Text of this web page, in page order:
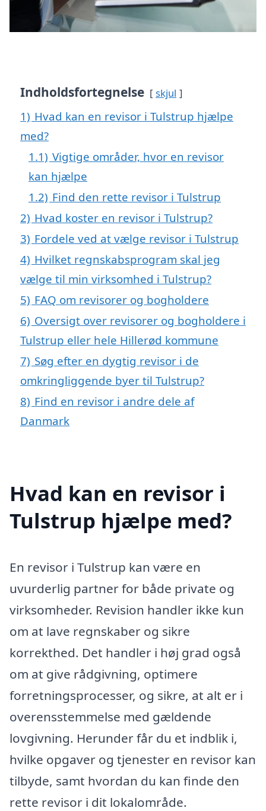
Indholdsfortegnelse skjul
1) Hvad kan en revisor i Tulstrup hjælpe
med?
1.1) Vigtige områder, hvor en revisor
kan hjælpe
1.2) Find den rette revisor i Tulstrup
2) Hvad koster en revisor i Tulstrup?
3) Fordele ved at vælge revisor i Tulstrup
4) Hvilket regnskabsprogram skal jeg
vælge til min virksomhed i Tulstrup?
5) FAQ om revisorer og bogholdere
6) Oversigt over revisorer og bogholdere i
Tulstrup eller hele Hillerød kommune
7) Søg efter en dygtig revisor i de
omkringliggende byer til Tulstrup?
8) Find en revisor i andre dele af
Danmark
Hvad kan en revisor i
Tulstrup hjælpe med?
En revisor i Tulstrup kan være en
uvurderlig partner for både private og
virksomheder. Revision handler ikke kun
om at lave regnskaber og sikre
korrekthed. Det handler i høj grad også
om at give rådgivning, optimere
forretningsprocesser, og sikre, at alt er i
overensstemmelse med gældende
lovgivning. Herunder får du et indblik i,
hvilke opgaver og tjenester en revisor kan
tilbyde, samt hvordan du kan finde den
rette revisor i dit lokalområde.